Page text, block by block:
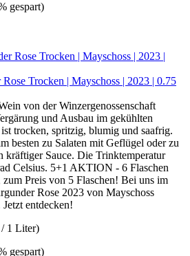
gespart)
Trocken | Mayschoss | 2023 | 0.75
von der Winzergenossenschaft
und Ausbau im gekühlten
trocken, spritzig, blumig und saafrig.
besten zu Salaten mit Geflügel oder zu
kräftiger Sauce. Die Trinktemperatur
Celsius. 5+1 AKTION - 6 Flaschen
Preis von 5 Flaschen! Bei uns im
Rose 2023 von Mayschoss
entdecken!
1 Liter)
gespart)